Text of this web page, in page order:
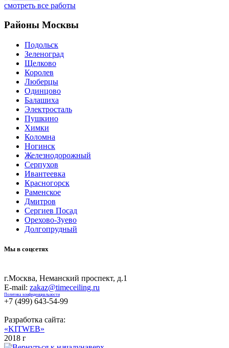
смотреть все работы
Районы Москвы
Подольск
Зеленоград
Щелково
Королев
Люберцы
Одинцово
Балашиха
Электросталь
Пушкино
Химки
Коломна
Ногинск
Железнодорожный
Серпухов
Ивантеевка
Красногорск
Раменское
Дмитров
Сергиев Посад
Орехово-Зуево
Долгопрудный
Мы в соцсетях
г.Москва, Неманский проспект, д.1
E-mail: zakaz@timeceiling.ru
Политика конфиденциальности
+7 (499) 643-54-99
Разработка сайта:
«KITWEB»
2018 г